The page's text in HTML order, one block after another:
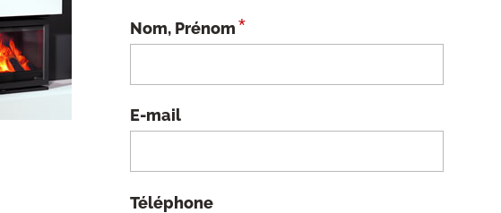
Nom, Prénom*
E-mail
Téléphone